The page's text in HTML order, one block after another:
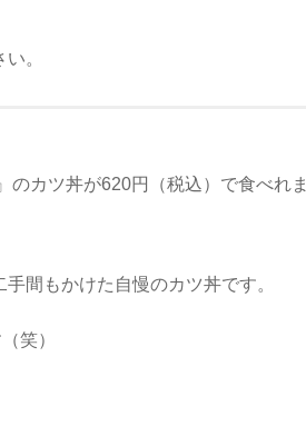
。
のカツ丼が620円（税込）で食べれま
間もかけた自慢のカツ丼です。
笑）